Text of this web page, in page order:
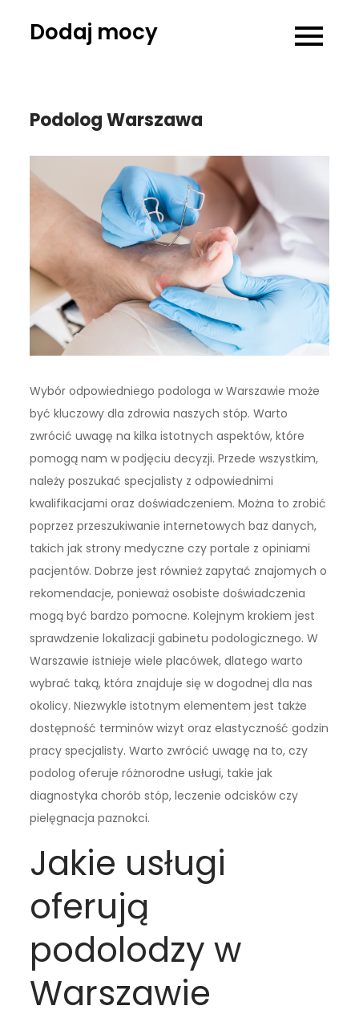
Dodaj mocy
Podolog Warszawa
Wybór odpowiedniego podologa w Warszawie może
być kluczowy dla zdrowia naszych stóp. Warto
zwrócić uwagę na kilka istotnych aspektów, które
pomogą nam w podjęciu decyzji. Przede wszystkim,
należy poszukać specjalisty z odpowiednimi
kwalifikacjami oraz doświadczeniem. Można to zrobić
poprzez przeszukiwanie internetowych baz danych,
takich jak strony medyczne czy portale z opiniami
pacjentów. Dobrze jest również zapytać znajomych o
rekomendacje, ponieważ osobiste doświadczenia
mogą być bardzo pomocne. Kolejnym krokiem jest
sprawdzenie lokalizacji gabinetu podologicznego. W
Warszawie istnieje wiele placówek, dlatego warto
wybrać taką, która znajduje się w dogodnej dla nas
okolicy. Niezwykle istotnym elementem jest także
dostępność terminów wizyt oraz elastyczność godzin
pracy specjalisty. Warto zwrócić uwagę na to, czy
podolog oferuje różnorodne usługi, takie jak
diagnostyka chorób stóp, leczenie odcisków czy
pielęgnacja paznokci.
Jakie usługi
oferują
podolodzy w
Warszawie